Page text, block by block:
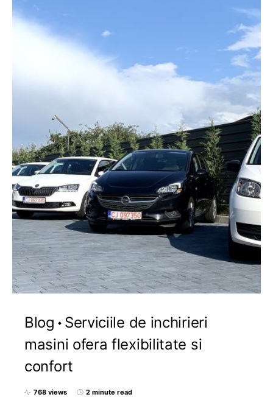
Blog
Serviciile de inchirieri
masini ofera flexibilitate si
confort
768 views 2 minute read